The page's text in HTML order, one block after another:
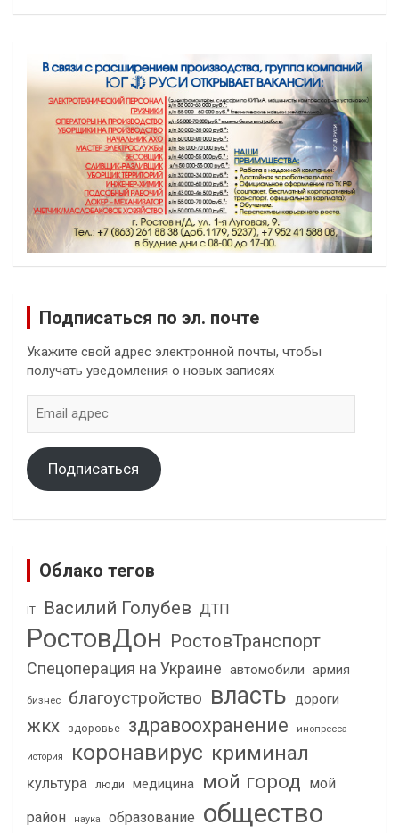
Подписаться по эл. почте
Укажите свой адрес электронной почты, чтобы
получать уведомления о новых записях
адрес
Подписаться
Облако тегов
IT Василий Голубев ДТП
РостовДон РостовТранспорт
Спецоперация на Украине автомобили армия
бизнес благоустройство власть дороги
жкх здоровье здравоохранение инопресса
история коронавирус криминал
культура люди медицина мой город мой
район
наука образование общество